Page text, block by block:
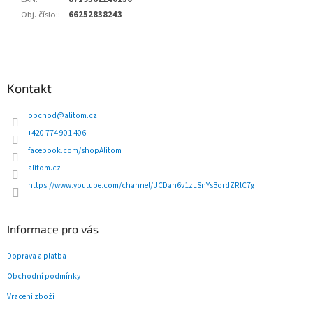
Obj. číslo:: 66252838243
Kontakt
obchod@alitom.cz
+420 774 901 406
facebook.com/shopAlitom
alitom.cz
https://www.youtube.com/channel/UCDah6v1zLSnYsBordZRlC7g
Informace pro vás
Doprava a platba
Obchodní podmínky
Vracení zboží